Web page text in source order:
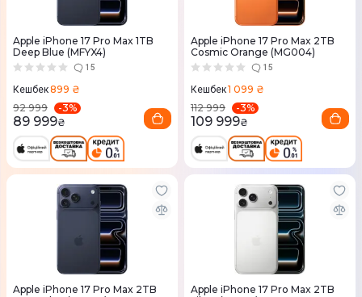
Apple iPhone 17 Pro Max 1TB
Deep Blue (MFYX4)
15
Кешбек899 ₴
92 999
-3%
89 999₴
Apple iPhone 17 Pro Max 2TB
Cosmic Orange (MG004)
15
Кешбек1 099 ₴
112 999
-3%
109 999₴
Apple iPhone 17 Pro Max 2TB
Apple iPhone 17 Pro Max 2TB